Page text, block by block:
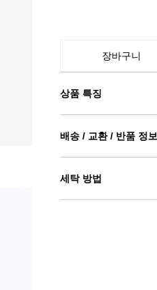
장바구니
상품 특징
배송 / 교환 / 반품 정보
세탁 방법